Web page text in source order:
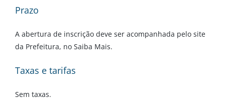
Prazo
A abertura de inscrição deve ser acompanhada pelo site
da Prefeitura, no Saiba Mais.
Taxas e tarifas
Sem taxas.